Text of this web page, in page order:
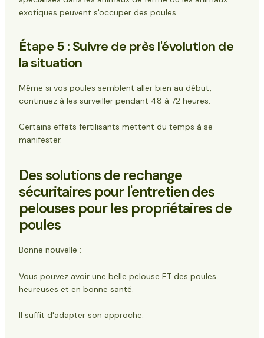
exotiques peuvent s'occuper des poules.
Étape 5 : Suivre de près l'évolution de
la situation
Même si vos poules semblent aller bien au début,
continuez à les surveiller pendant 48 à 72 heures.
Certains effets fertilisants mettent du temps à se
manifester.
Des solutions de rechange
sécuritaires pour l'entretien des
pelouses pour les propriétaires de
poules
Bonne nouvelle :
Vous pouvez avoir une belle pelouse ET des poules
heureuses et en bonne santé.
Il suffit d'adapter son approche.